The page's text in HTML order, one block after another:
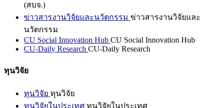
(สบจ.)
ข่าวสารงานวิจัยและนวัตกรรม ข่าวสารงานวิจัยและ
นวัตกรรม
CU Social Innovation Hub CU Social Innovation Hub
CU-Daily Research CU-Daily Research
ทุนวิจัย
ทุนวิจัย ทุนวิจัย
ทุนวิจัยในประเทศ ทุนวิจัยในประเทศ